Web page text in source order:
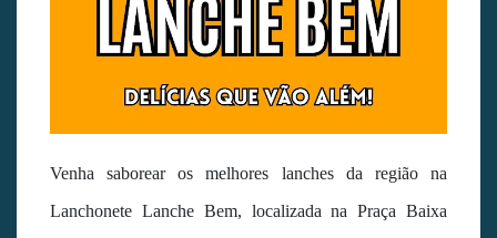
Venha saborear os melhores lanches da região na
Lanchonete Lanche Bem, localizada na Praça Baixa